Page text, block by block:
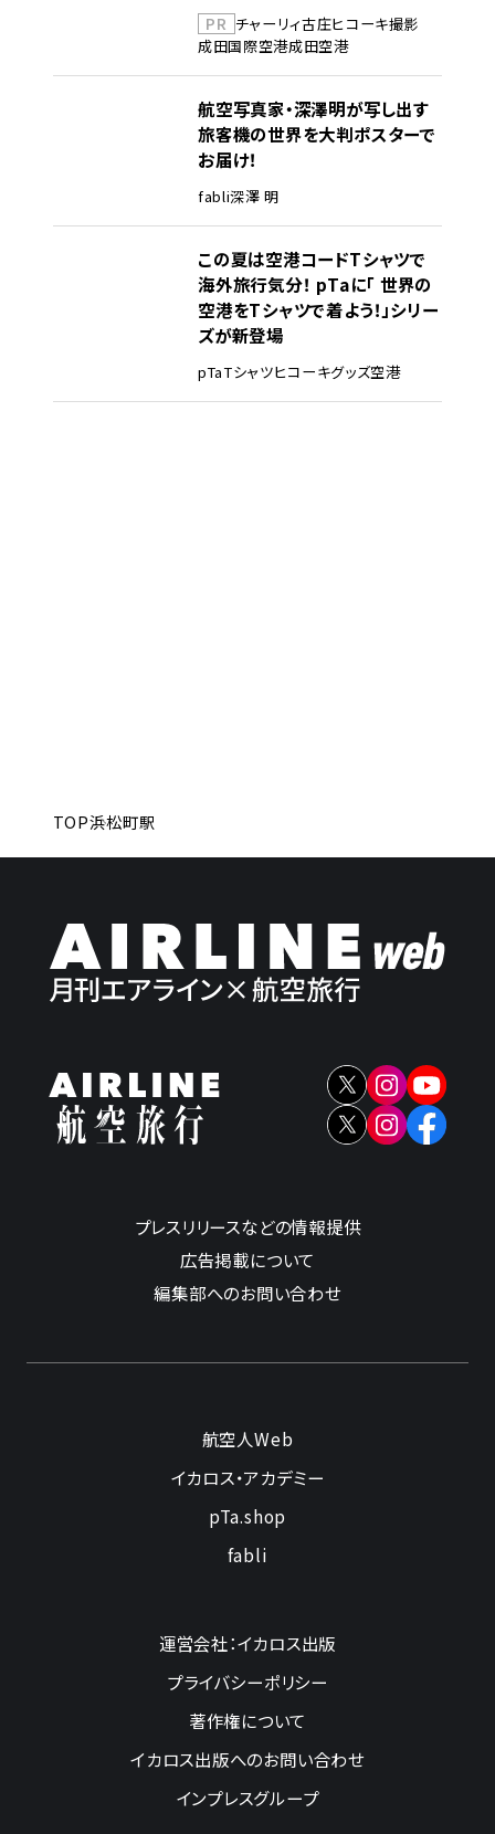
PR チャーリィ古庄ヒコーキ撮影
成田国際空港成田空港
航空写真家・深澤明が写し出す
旅客機の世界を大判ポスターで
お届け！
fabli深澤 明
この夏は空港コードTシャツで
海外旅行気分！ pTaに「 世界の
空港をTシャツで着よう！」シリー
ズが新登場
pTaTシャツヒコーキグッズ空港
TOP浜松町駅
プレスリリースなどの情報提供
広告掲載について
編集部へのお問い合わせ
航空人Web
イカロス・アカデミー
pTa.shop
fabli
運営会社：イカロス出版
プライバシーポリシー
著作権について
イカロス出版へのお問い合わせ
インプレスグループ